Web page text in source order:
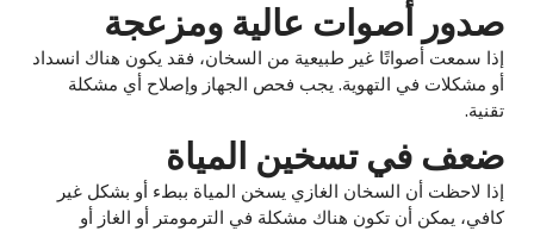
صدور أصوات عالية ومزعجة
إذا سمعت أصواتًا غير طبيعية من السخان، فقد يكون هناك انسداد
أو مشكلات في التهوية. يجب فحص الجهاز وإصلاح أي مشكلة
تقنية.
ضعف في تسخين المياة
إذا لاحظت أن السخان الغازي يسخن المياة ببطء أو بشكل غير
كافي، يمكن أن تكون هناك مشكلة في الترمومتر أو الغاز أو